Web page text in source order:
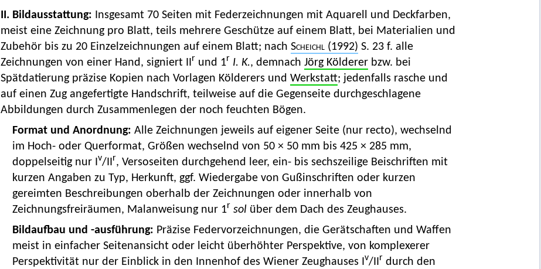
II. Bildausstattung: Insgesamt 70 Seiten mit Federzeichnungen mit Aquarell und Deckfarben,
meist eine Zeichnung pro Blatt, teils mehrere Geschütze auf einem Blatt, bei Materialien und
Zubehör bis zu 20 Einzelzeichnungen auf einem Blatt; nach Scheichl(1992) S. 23 f. alle
Zeichnungen von einer Hand, signiert IIr und 1r I. K., demnach Jörg Köldererbzw. bei
Spätdatierung präzise Kopien nach Vorlagen Kölderers und Werkstatt; jedenfalls rasche und
auf einen Zug angefertigte Handschrift, teilweise auf die Gegenseite durchgeschlagene
Abbildungen durch Zusammenlegen der noch feuchten Bögen.
Format und Anordnung: Alle Zeichnungen jeweils auf eigener Seite (nur recto), wechselnd
im Hoch- oder Querformat, Größen wechselnd von 50 × 50 mm bis 425 × 285 mm,
doppelseitig nur Iv/IIr, Versoseiten durchgehend leer, ein- bis sechszeilige Beischriften mit
kurzen Angaben zu Typ, Herkunft, ggf. Wiedergabe von Gußinschriften oder kurzen
gereimten Beschreibungen oberhalb der Zeichnungen oder innerhalb von
Zeichnungsfreiräumen, Malanweisung nur 1r sol über dem Dach des Zeughauses.
Bildaufbau und -ausführung: Präzise Federvorzeichnungen, die Gerätschaften und Waffen
meist in einfacher Seitenansicht oder leicht überhöhter Perspektive, von komplexerer
Perspektivität nur der Einblick in den Innenhof des Wiener Zeughauses Iv/IIr durch den